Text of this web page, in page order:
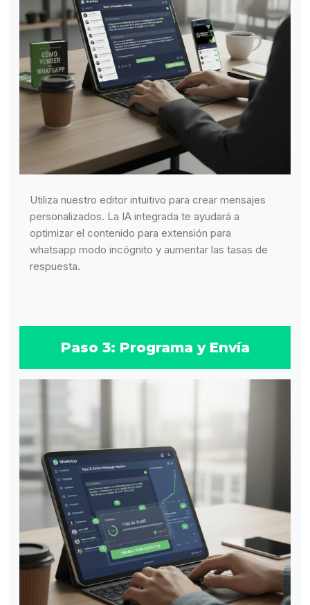
Utiliza nuestro editor intuitivo para crear mensajes
personalizados. La IA integrada te ayudará a
optimizar el contenido para extensión para
whatsapp modo incógnito y aumentar las tasas de
respuesta.
Paso 3: Programa y Envía